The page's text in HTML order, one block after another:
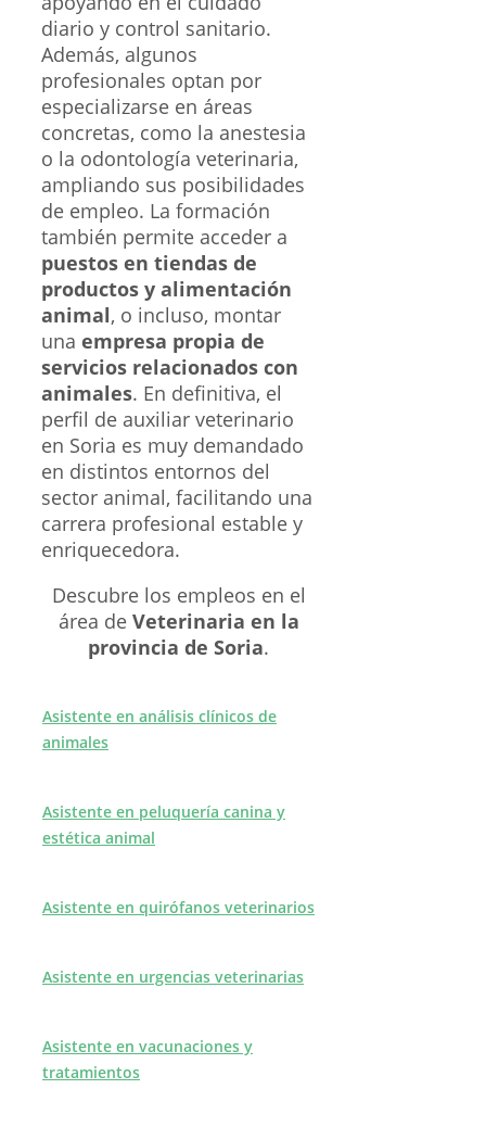
diario y control sanitario.
Además, algunos
profesionales optan por
especializarse en áreas
concretas, como la anestesia
o la odontología veterinaria,
ampliando sus posibilidades
de empleo. La formación
también permite acceder a
puestos en tiendas de
productos y alimentación
animal, o incluso, montar
una empresa propia de
servicios relacionados con
animales. En definitiva, el
perfil de auxiliar veterinario
en Soria es muy demandado
en distintos entornos del
sector animal, facilitando una
carrera profesional estable y
enriquecedora.
Descubre los empleos en el
área de Veterinaria en la
provincia de Soria.
Asistente en análisis clínicos de
animales
Asistente en peluquería canina y
estética animal
Asistente en quirófanos veterinarios
Asistente en urgencias veterinarias
Asistente en vacunaciones y
tratamientos